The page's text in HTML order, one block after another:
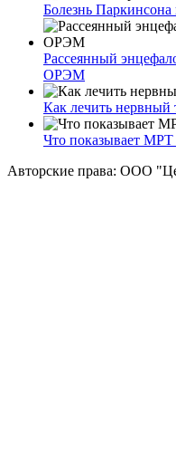
Болезнь
Рассеянный
ОРЭМ
Как лечить нервный
Что показывает МРТ
Авторские права: ООО